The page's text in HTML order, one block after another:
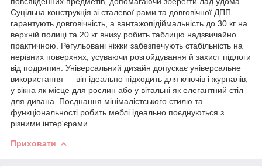
Суцільна конструкція зі сталевої рами та довговічної ДПП
гарантують довговічність, а вантажопідіймальність до 30 кг на
верхній полиці та 20 кг внизу робить таблицю надзвичайно
практичною. Регульовані ніжки забезпечують стабільність на
нерівних поверхнях, усуваючи розгойдування й захист підлоги
від подряпин. Універсальний дизайн допускає універсальне
використання — він ідеально підходить для ключів і журналів,
у вікна як місце для рослин або у вітальні як елегантний стіл
для дивана. Поєднання мінімалістського стилю та
функціональності робить меблі ідеально поєднуються з
різними інтер'єрами.
Приховати